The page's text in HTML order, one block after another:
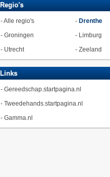
Regio's
-Alle regio's - Drenthe
- Groningen - Limburg
- Utrecht - Zeeland
Links
- Gereedschap.startpagina.nl
- Tweedehands.startpagina.nl
- Gamma.nl